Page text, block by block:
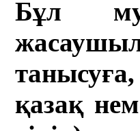
Бұл
қазақ